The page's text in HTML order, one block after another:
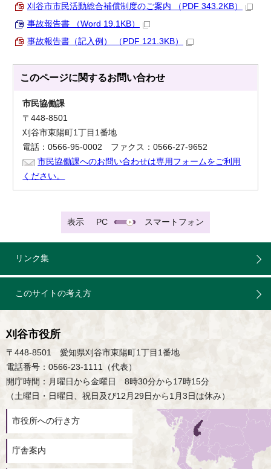
刈谷市市民活動総合補償制度のご案内 （PDF 343.2KB）
事故報告書 （Word 19.1KB）
事故報告書（記入例） （PDF 121.3KB）
このページに関するお問い合わせ
市民協働課
〒448-8501
刈谷市東陽町1丁目1番地
電話：0566-95-0002 ファクス：0566-27-9652
市民協働課へのお問い合わせは専用フォームをご利用
ください。
表示 PC スマートフォン
リンク集
このサイトの考え方
刈谷市役所
〒448-8501 愛知県刈谷市東陽町1丁目1番地
電話番号：0566-23-1111（代表）
開庁時間：月曜日から金曜日 8時30分から17時15分
（土曜日・日曜日、祝日及び12月29日から1月3日は休み）
市役所への行き方
庁舎案内